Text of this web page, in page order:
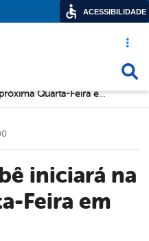
Acesso
Semana do Bebê iniciará na próxima Quarta-Feira em Solidão.
Feira em
ACESSIBILIDADE